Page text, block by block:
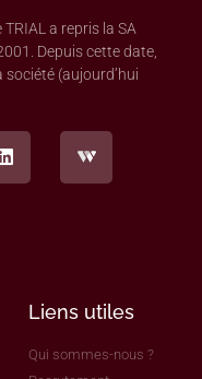
a repris la SA
Depuis cette date,
société (aujourd’hui
Liens utiles
Qui sommes-nous ?